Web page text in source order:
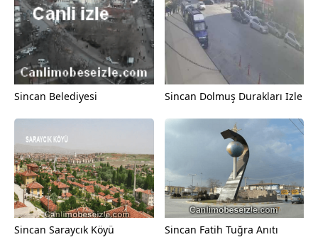
Sincan Belediyesi Sincan Dolmuş Durakları Izle
Sincan Saraycık Köyü Sincan Fatih Tuğra Anıtı